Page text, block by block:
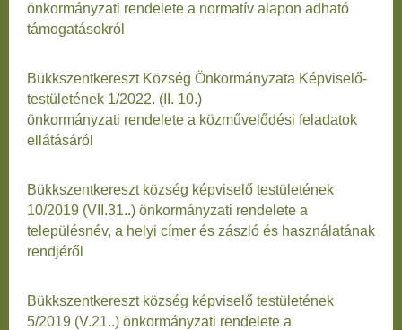
önkormányzati rendelete a normatív alapon adható
támogatásokról
Bükkszentkereszt Község Önkormányzata Képviselő-
testületének 1/2022. (II. 10.)
önkormányzati rendelete a közművelődési feladatok
ellátásáról
Bükkszentkereszt község képviselő testületének
10/2019 (VII.31..) önkormányzati rendelete a
településnév, a helyi címer és zászló és használatának
rendjéről
Bükkszentkereszt község képviselő testületének
5/2019 (V.21..) önkormányzati rendelete a